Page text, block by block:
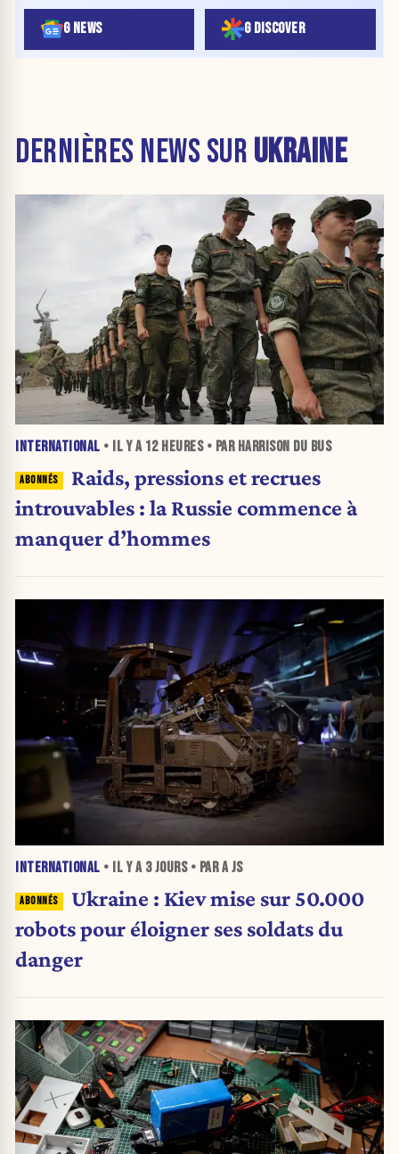
G NEWS G DISCOVER
DERNIÈRES NEWS SUR UKRAINE
INTERNATIONAL • IL Y A 12 HEURES• PAR HARRISON DU BUS
Raids, pressions et recrues
introuvables : la Russie commence à
manquer d’hommes
INTERNATIONAL • IL Y A 3 JOURS• PAR A JS
Ukraine : Kiev mise sur 50.000
robots pour éloigner ses soldats du
danger